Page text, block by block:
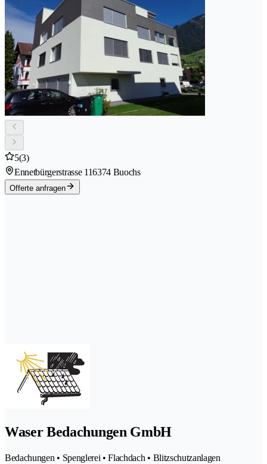
5(3)
Ennetbürgerstrasse 116374 Buochs
Offerte anfragen
Waser Bedachungen GmbH
Bedachungen • Spenglerei • Flachdach • Blitzschutzanlagen